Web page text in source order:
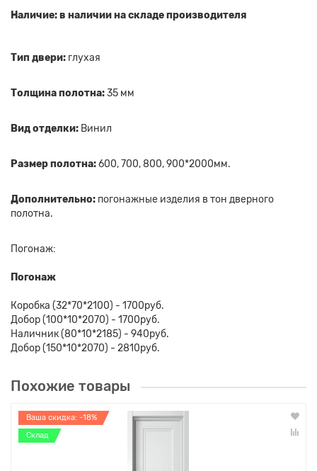
Наличие: в наличии на складе производителя
Тип двери: глухая
Толщина полотна:35 мм
Вид отделки: Винил
Размер полотна:600, 700, 800, 900*2000мм.
Дополнительно: погонажные изделия в тон дверного
полотна.
Погонаж:
Погонаж
Коробка (32*70*2100) - 1700руб.
Добор (100*10*2070) - 1700руб.
Наличник (80*10*2185) - 940руб.
Добор (150*10*2070) - 2810руб.
Похожие товары
Ваша скидка: -18%
Склад